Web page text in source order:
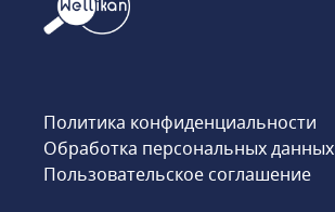
Политика конфиденциальности
Обработка персональных данных
Пользовательское соглашение